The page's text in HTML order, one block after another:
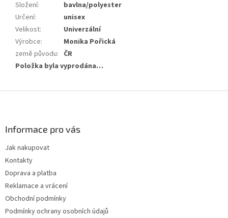
Složení:
bavlna/polyester
Určení:
unisex
Velikost:
Univerzální
Výrobce:
Monika Pořická
země původu: ČR
Položka byla vyprodána…
Informace pro vás
Jak nakupovat
Kontakty
Doprava a platba
Reklamace a vrácení
Obchodní podmínky
Podmínky ochrany osobních údajů